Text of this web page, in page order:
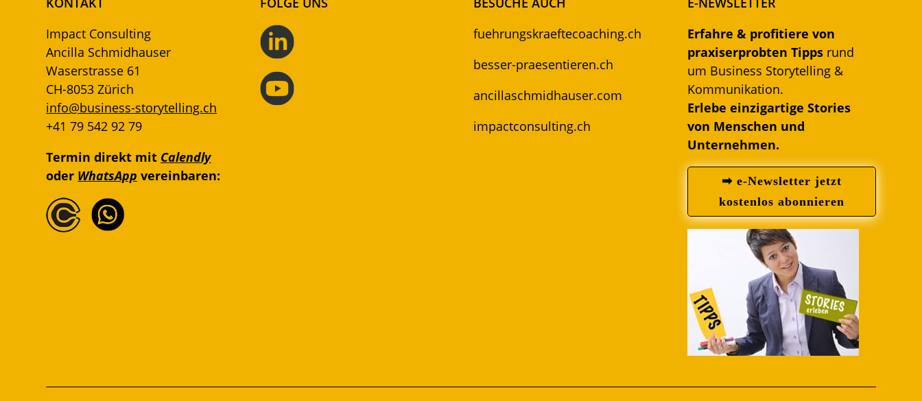
Impact Consulting
Ancilla Schmidhauser
Waserstrasse 61
CH-8053 Zürich
info@business-storytelling.ch
+41 79 542 92 79
Termin direkt mit Calendly
oder WhatsApp vereinbaren:
fuehrungskraeftecoaching.ch
besser-praesentieren.ch
ancillaschmidhauser.com
impactconsulting.ch
Erfahre & profitiere von
praxiserprobten Tippsrund
um Business Storytelling &
Kommunikation.
Erlebe einzigartige Stories
von Menschen und
Unternehmen.
➡ e-Newsletter jetzt
kostenlos abonnieren